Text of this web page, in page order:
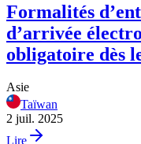
Formalités
d’arrivée
obligatoire dès
Asie
Taïwan
2 juil. 2025
Lire